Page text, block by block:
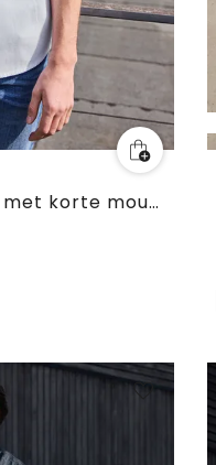
Bedford overhemd met korte mouwen en zak